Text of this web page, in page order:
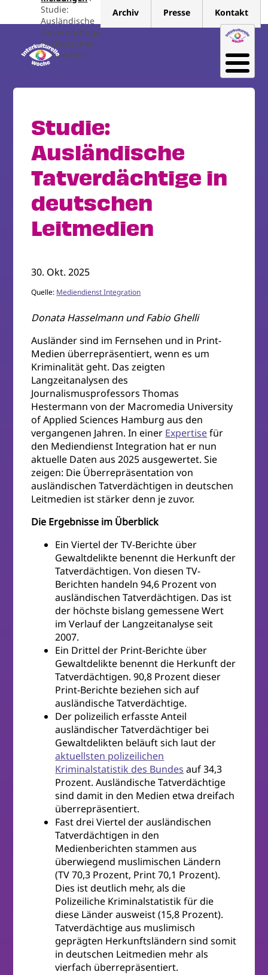
Studie:
Ausländische
Tatverdächtige
In Deutschen
Leitmedien
Archiv Presse Kontakt
Studie:
Ausländische
Tatverdächtige in
deutschen
Leitmedien
30. Okt. 2025
Quelle: Mediendienst Integration
Donata Hasselmann und Fabio Ghelli
Ausländer sind im Fernsehen und in Print-
Medien überrepräsentiert, wenn es um
Kriminalität geht. Das zeigten
Langzeitanalysen des
Journalismusprofessors Thomas
Hestermann von der Macromedia University
of Applied Sciences Hamburg aus den
vergangenen Jahren. In einer Expertisefür
den Mediendienst Integration hat er nun
aktuelle Daten aus 2025 ausgewertet. Sie
zeigen: Die Überrepräsentation von
ausländischen Tatverdächtigen in deutschen
Leitmedien ist stärker denn je zuvor.
Die Ergebnisse im Überblick
Ein Viertel der TV-Berichte über
Gewaltdelikte benennt die Herkunft der
Tatverdächtigen. Von diesen TV-
Berichten handeln 94,6 Prozent von
ausländischen Tatverdächtigen. Das ist
der höchste bislang gemessene Wert
im Verlauf der Langzeitanalyse seit
2007.
Ein Drittel der Print-Berichte über
Gewaltdelikte benennt die Herkunft der
Tatverdächtigen. 90,8 Prozent dieser
Print-Berichte beziehen sich auf
ausländische Tatverdächtige.
Der polizeilich erfasste Anteil
ausländischer Tatverdächtiger bei
Gewaltdelikten beläuft sich laut der
aktuellsten polizeilichen
Kriminalstatistik des Bundes auf 34,3
Prozent. Ausländische Tatverdächtige
sind damit in den Medien etwa dreifach
überrepräsentiert.
Fast drei Viertel der ausländischen
Tatverdächtigen in den
Medienberichten stammen aus
überwiegend muslimischen Ländern
(TV 70,3 Prozent, Print 70,1 Prozent).
Dies ist deutlich mehr, als die
Polizeiliche Kriminalstatistik für die
diese Länder ausweist (15,8 Prozent).
Tatverdächtige aus muslimisch
geprägten Herkunftsländern sind somit
in deutschen Leitmedien mehr als
vierfach überrepräsentiert.